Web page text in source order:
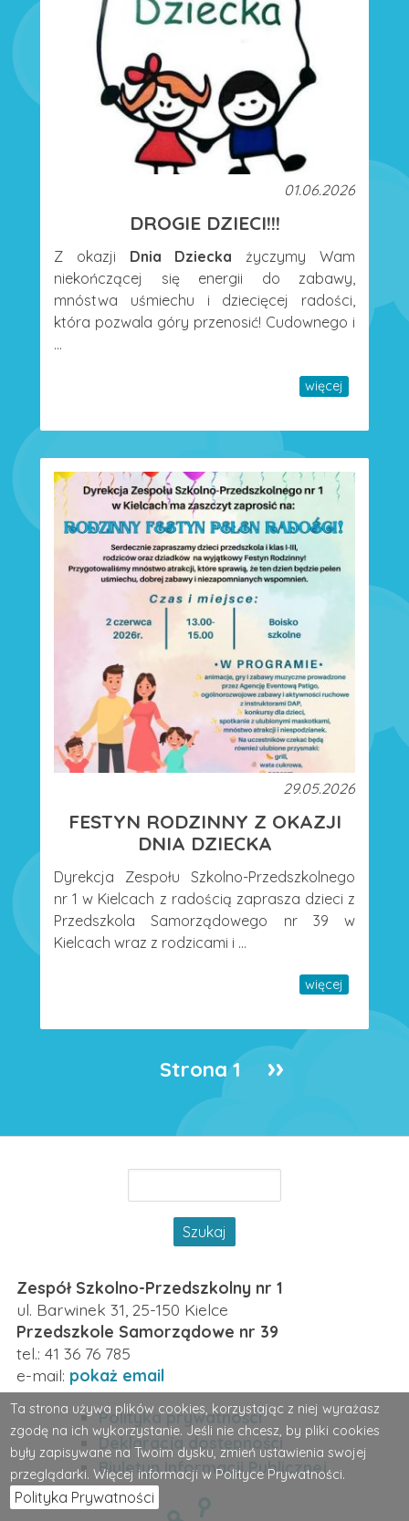
01.06.2026
DROGIE DZIECI!!!
Z okazji Dnia Dziecka życzymy Wam
niekończącej się energii do zabawy,
mnóstwa uśmiechu i dziecięcej radości,
która pozwala góry przenosić! Cudownego i
...
więcej
29.05.2026
FESTYN RODZINNY Z OKAZJI
DNIA DZIECKA
Dyrekcja Zespołu Szkolno-Przedszkolnego
nr 1 w Kielcach z radością zaprasza dzieci z
Przedszkola Samorządowego nr 39 w
Kielcach wraz z rodzicami i ...
więcej
Strona 1 Następna
››
Zespół Szkolno-Przedszkolny nr 1
ul. Barwinek 31, 25-150 Kielce
Przedszkole Samorządowe nr 39
tel.: 41 36 76 785
e-mail: pokaż email
Stopka
Polityka prywatności
Deklaracja dostępności
Biuletyn Informacji Publicznej
Ta strona używa plików cookies, korzystając z niej wyrażasz
zgodę na ich wykorzystanie. Jeśli nie chcesz, by pliki cookies
były zapisywane na Twoim dysku, zmień ustawienia swojej
przeglądarki. Więcej informacji w Polityce Prywatności.
Polityka Prywatności